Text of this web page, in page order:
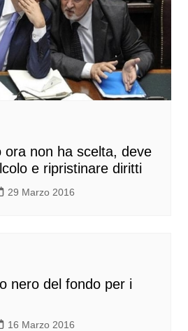
ora non ha scelta, deve
e ripristinare diritti
29 Marzo 2016
nero del fondo per i
16 Marzo 2016